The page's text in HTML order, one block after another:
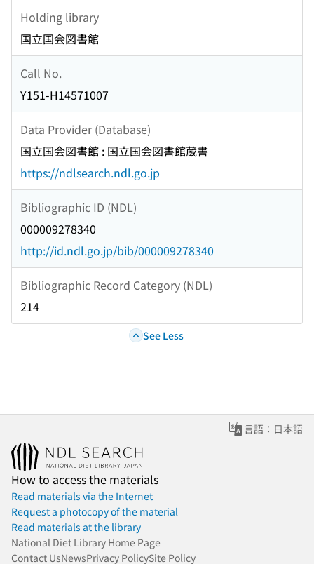
Holding library
国立国会図書館
Call No.
Y151-H14571007
Data Provider (Database)
国立国会図書館 : 国立国会図書館蔵書
https://ndlsearch.ndl.go.jp
Bibliographic ID (NDL)
000009278340
http://id.ndl.go.jp/bib/000009278340
Bibliographic Record Category (NDL)
214
See Less
言語：日本語
How to access the materials
Read materials via the Internet
Request a photocopy of the material
Read materials at the library
National Diet Library Home Page
Contact UsNewsPrivacy PolicySite Policy